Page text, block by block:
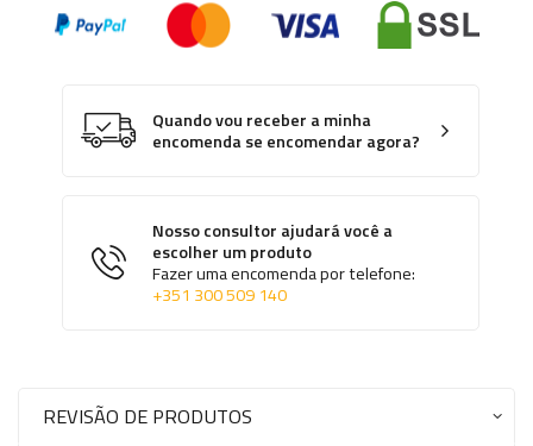
Quando vou receber a minha
encomenda se encomendar agora?
Nosso consultor ajudará você a
escolher um produto
Fazer uma encomenda por telefone:
+351 300 509 140
REVISÃO DE PRODUTOS